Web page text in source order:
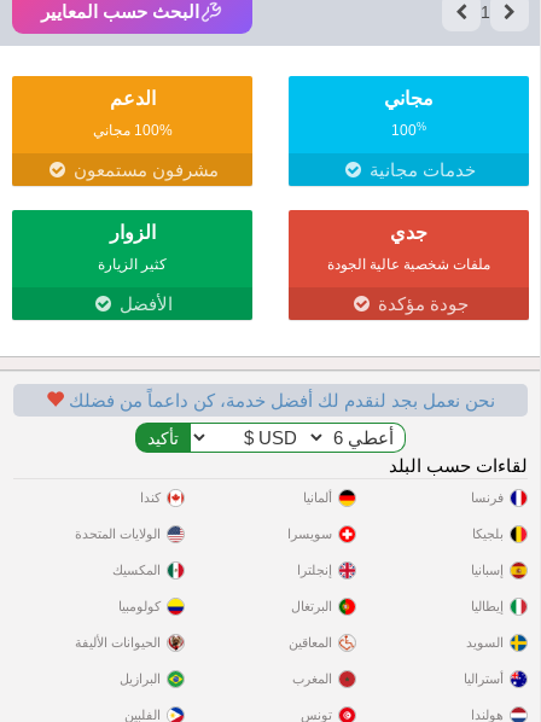
1 البحث حسب المعايير
مجاني
100%
خدمات مجانية
الدعم
100% مجاني
مشرفون مستمعون
جدي
ملفات شخصية عالية الجودة
جودة مؤكدة
الزوار
كثير الزيارة
الأفضل
نحن نعمل بجد لنقدم لك أفضل خدمة، كن داعماً من فضلك
لقاءات حسب البلد
فرنسا
بلجيكا
إسبانيا
إيطاليا
السويد
ألمانيا
سويسرا
إنجلترا
البرتغال
المعاقين
كندا
الولايات المتحدة
المكسيك
كولومبيا
الحيوانات الأليفة
أستراليا
هولندا
المغرب
تونس
البرازيل
الفلبين